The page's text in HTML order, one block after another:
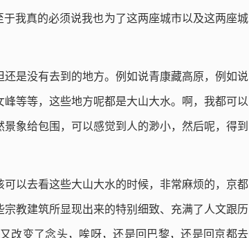
我真的必须说我也为了这两座城市以及这两座城
是没有去到的地方。例如说青康藏高原，例如说
等等，这些地方呢都是大山大水。啊，我都可以
象给包围，可以感觉到人的渺小，然后呢，得到
以去看这些大山大水的时候，非常麻烦的，京都
教建筑所显现出来的特别细致、充满了人文跟历
改变了念头，唉呀，还是回巴黎，还是回京都去